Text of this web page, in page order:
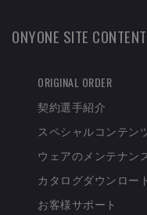
ONYONE SITE
ORIGINAL ORDER
契約選手紹介
スペシャルコンテン
ウェアのメンテナン
カタログダウンロー
お客様サポート